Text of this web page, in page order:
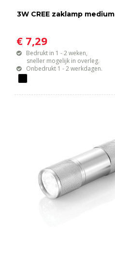
3W CREE zaklamp medium
€ 7,29
Bedrukt in 1 - 2 weken,
sneller mogelijk in overleg.
Onbedrukt 1 - 2 werkdagen.